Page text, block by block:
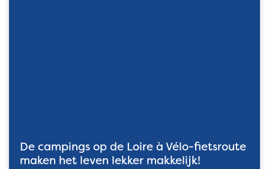
De campings op de Loire à Vélo-fietsroute
maken het leven lekker makkelijk!